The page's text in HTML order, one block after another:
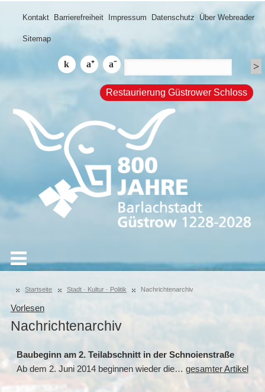
Kontakt Barrierefreiheit Impressum Datenschutz Über Webreader
Sitemap
Restaurierung Güstrower Schloss
Startseite Stadt · Kultur · Politik Nachrichtenarchiv
Vorlesen
Nachrichtenarchiv
Baubeginn am 2. Teilabschnitt in der Schnoienstraße
Ab dem 2. Juni 2014 beginnen wieder die… gesamter Artikel